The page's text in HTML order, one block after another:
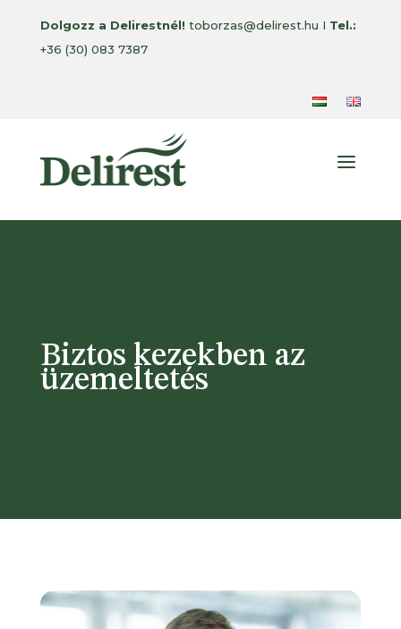
Dolgozz a Delirestnél! toborzas@delirest.hu I Tel.:
+36 (30) 083 7387
a
Biztos kezekben az
üzemeltetés